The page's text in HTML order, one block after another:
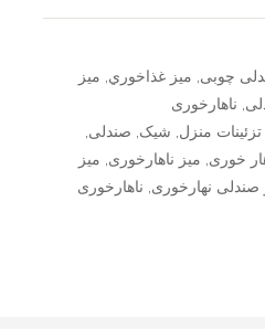
چوبی ميز غذاخوري میز
ناهارخوری
تزئینات منزل شیک صندلی
خوری میز ناهارخوری میز
صندلی نهارخوری ناهارخوری